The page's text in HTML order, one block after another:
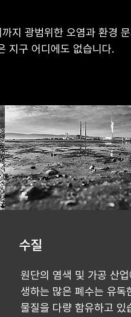
지 광범위한 오염과 환경
지구 어디에도 없습니다.
수질
원단의 염색 및 가공 산
생하는 많은 폐수는 유독
물질을 다량 함유하고 있